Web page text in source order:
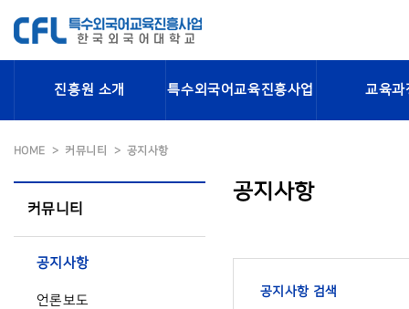
진흥원 소개 특수외국어교육진흥사업 교육과
HOME 커뮤니티 공지사항
커뮤니티
공지사항
언론보도
공지사항
공지사항 검색